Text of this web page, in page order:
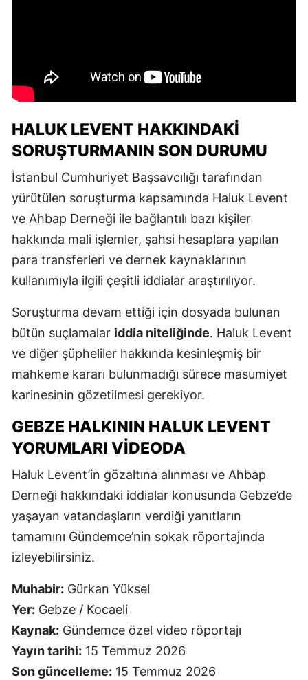
HALUK LEVENT HAKKINDAKI
SORUŞTURMANIN SON DURUMU
İstanbul Cumhuriyet Başsavcılığı tarafından
yürütülen soruşturma kapsamında Haluk Levent
ve Ahbap Derneği ile bağlantılı bazı kişiler
hakkında mali işlemler, şahsi hesaplara yapılan
para transferleri ve dernek kaynaklarının
kullanımıyla ilgili çeşitli iddialar araştırılıyor.
Soruşturma devam ettiği için dosyada bulunan
bütün suçlamalar iddia niteliğinde. Haluk Levent
ve diğer şüpheliler hakkında kesinleşmiş bir
mahkeme kararı bulunmadığı sürece masumiyet
karinesinin gözetilmesi gerekiyor.
GEBZE HALKININ HALUK LEVENT
YORUMLARI VIDEODA
Haluk Levent’in gözaltına alınması ve Ahbap
Derneği hakkındaki iddialar konusunda Gebze’de
yaşayan vatandaşların verdiği yanıtların
tamamını Gündemce’nin sokak röportajında
izleyebilirsiniz.
Muhabir: Gürkan Yüksel
Yer: Gebze / Kocaeli
Kaynak: Gündemce özel video röportajı
Yayın tarihi: 15 Temmuz 2026
Son güncelleme: 15 Temmuz 2026